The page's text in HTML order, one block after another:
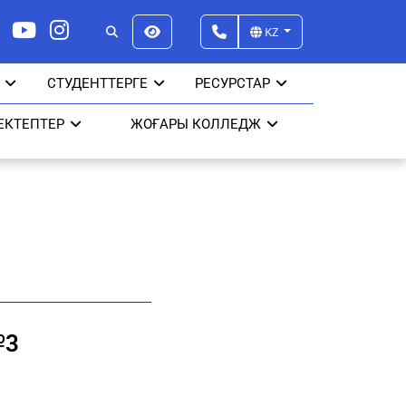
KZ
СТУДЕНТТЕРГЕ РЕСУРСТАР
ЖОҒАРЫ КОЛЛЕДЖ